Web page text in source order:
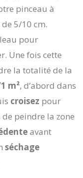
pinceau à
5/10 cm.
pour
Une fois cette
la totalité de la
m², d’abord dans
croisez pour
peindre la zone
avant
séchage